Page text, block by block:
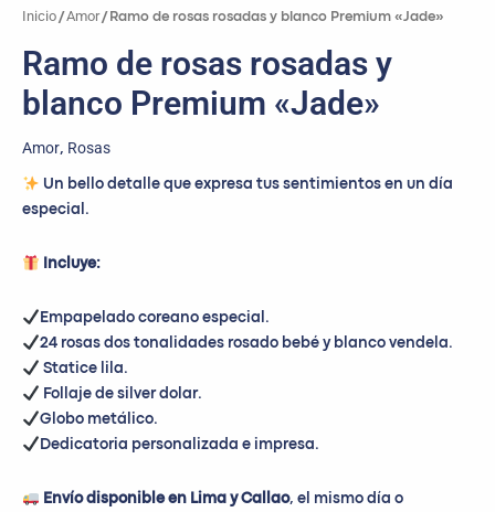
Inicio/Amor/ Ramo de rosas rosadas y blanco Premium «Jade»
Ramo de rosas rosadas y
blanco Premium «Jade»
Amor, Rosas
Un bello detalle que expresa tus sentimientos en un día
especial.
Incluye:
Empapelado coreano especial.
24 rosas dos tonalidades rosado bebé y blanco vendela.
Statice lila.
Follaje de silver dolar.
Globo metálico.
Dedicatoria personalizada e impresa.
Envío disponible en Lima y Callao, el mismo día o